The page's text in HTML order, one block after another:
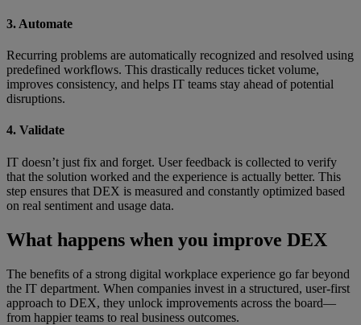
3. Automate
Recurring problems are automatically recognized and resolved using
predefined workflows. This drastically reduces ticket volume,
improves consistency, and helps IT teams stay ahead of potential
disruptions.
4. Validate
IT doesn’t just fix and forget. User feedback is collected to verify
that the solution worked and the experience is actually better. This
step ensures that DEX is measured and constantly optimized based
on real sentiment and usage data.
What happens when you improve DEX
The benefits of a strong digital workplace experience go far beyond
the IT department. When companies invest in a structured, user-first
approach to DEX, they unlock improvements across the board—
from happier teams to real business outcomes.